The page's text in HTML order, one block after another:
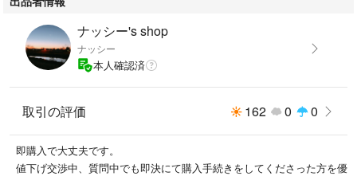
ナッシー's shop
ナッシー
本人確認済
取引の評価 162 0 0
即購入で大丈夫です。
値下げ交渉中、質問中でも即決にて購入手続きをしてくださった方を優